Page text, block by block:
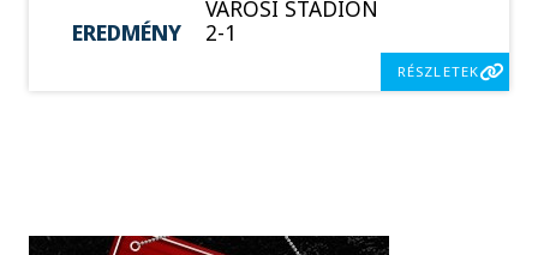
VÁROSI STADION
EREDMÉNY
2-1
RÉSZLETEK